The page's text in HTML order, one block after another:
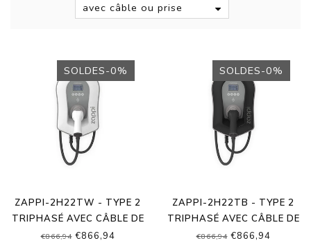
avec câble ou prise
SOLDES-0%
ZAPPI-2H22TW - TYPE 2
TRIPHASÉ AVEC CÂBLE DE
6,50 MÈTRES
€866,94€866,94
SOLDES-0%
ZAPPI-2H22TB - TYPE 2
TRIPHASÉ AVEC CÂBLE DE
6,50 MÈTRES
€866,94€866,94